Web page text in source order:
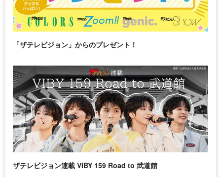
「ザテレビジョン」からのプレゼント！
ザテレビジョン連載 VIBY 159 Road to 武道館